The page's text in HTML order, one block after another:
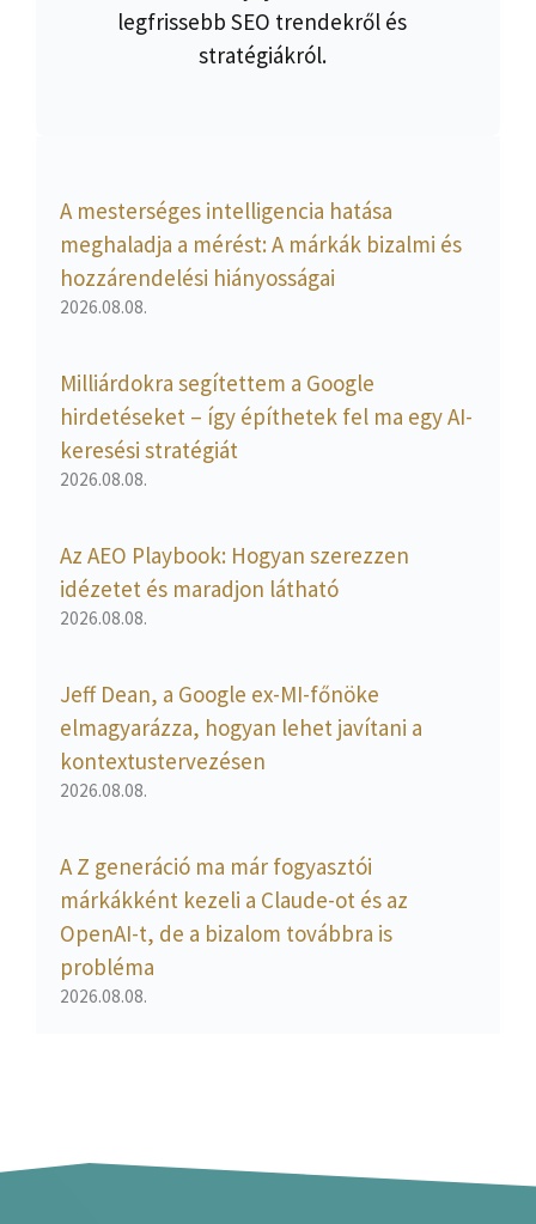
legfrissebb SEO trendekről és
stratégiákról.
A mesterséges intelligencia hatása
meghaladja a mérést: A márkák bizalmi és
hozzárendelési hiányosságai
2026.08.08.
Milliárdokra segítettem a Google
hirdetéseket – így építhetek fel ma egy AI-
keresési stratégiát
2026.08.08.
Az AEO Playbook: Hogyan szerezzen
idézetet és maradjon látható
2026.08.08.
Jeff Dean, a Google ex-MI-főnöke
elmagyarázza, hogyan lehet javítani a
kontextustervezésen
2026.08.08.
A Z generáció ma már fogyasztói
márkákként kezeli a Claude-ot és az
OpenAI-t, de a bizalom továbbra is
probléma
2026.08.08.